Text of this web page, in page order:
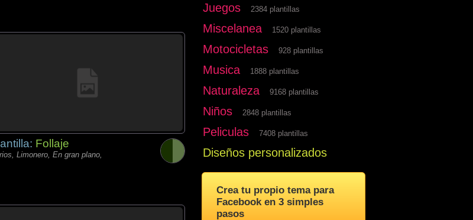
Follaje
Limonero, En gran plano,
Juegos 2384 plantillas
Miscelanea 1520 plantillas
Motocicletas 928 plantillas
Musica 1888 plantillas
Naturaleza 9168 plantillas
Niños 2848 plantillas
Peliculas 7408 plantillas
Diseños personalizados
Crea tu propio tema para
Facebook en 3 simples
pasos